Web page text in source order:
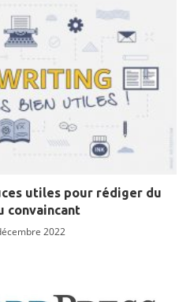
utiles pour rédiger du
convaincant
2022